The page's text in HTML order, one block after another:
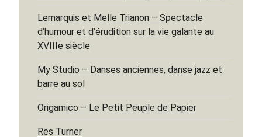
Lemarquis et Melle Trianon – Spectacle
d’humour et d’érudition sur la vie galante au
XVIIIe siècle
My Studio – Danses anciennes, danse jazz et
barre au sol
Origamico – Le Petit Peuple de Papier
Res Turner